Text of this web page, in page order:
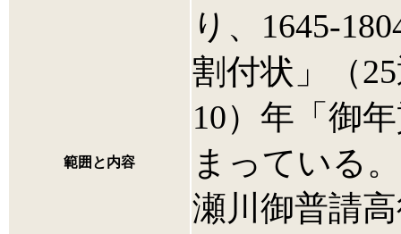
範囲と内容
り、1645-
割付状」（
10）年「御
まっている
瀬川御普請